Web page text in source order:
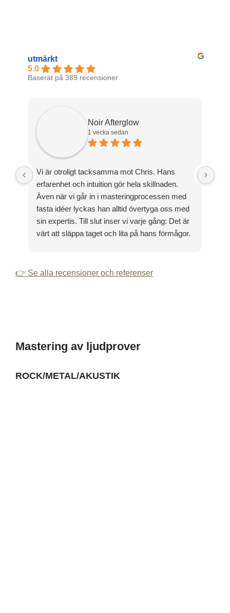
utmärkt
5.0
Baserat på 389 recensioner
Noir Afterglow
1 vecka sedan
Vi är otroligt tacksamma mot Chris. Hans
erfarenhet och intuition gör hela skillnaden.
Även när vi går in i masteringprocessen med
fasta idéer lyckas han alltid övertyga oss med
sin expertis. Till slut inser vi varje gång: Det är
värt att släppa taget och lita på hans förmågor.
👉 Se alla recensioner och referenser
Mastering av ljudprover
ROCK/METAL/AKUSTIK